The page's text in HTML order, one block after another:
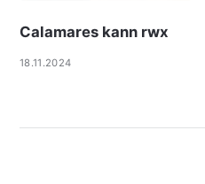
Calamares kann rwx
18.11.2024